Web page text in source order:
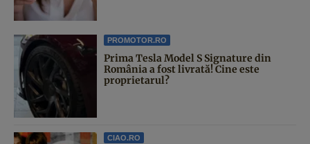
PROMOTOR.RO
Prima Tesla Model S Signature din
România a fost livrată! Cine este
proprietarul?
CIAO.RO